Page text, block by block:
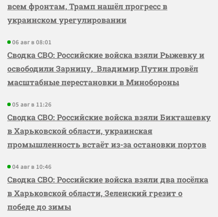
всем фронтам, Трамп нашёл прогресс в
украинском урегулировании
06 авг в 08:01
Сводка СВО: Российские войска взяли Рыжевку и
освободили Зарницу, Владимир Путин провёл
масштабные перестановки в Минобороны
05 авг в 11:26
Сводка СВО: Российские войска взяли Бикташевку
в Харьковской области, украинская
промышленность встаёт из-за остановки портов
04 авг в 10:46
Сводка СВО: Российские войска взяли два посёлка
в Харьковской области, Зеленский грезит о
победе до зимы